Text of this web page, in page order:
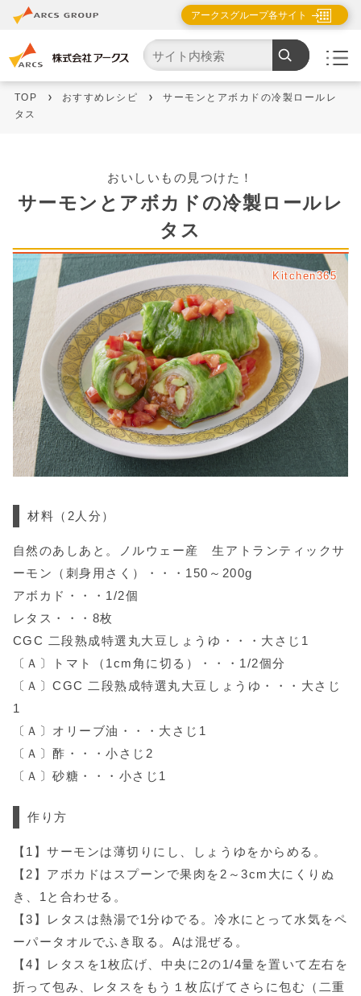
アークスグループ各サイト
TOP おすすめレシピ
サーモンとアボカドの冷製ロールレ
タス
おいしいもの見つけた！
サーモンとアボカドの冷製ロールレ
タス
Kitchen365
材料 （2人分）
自然のあしあと。ノルウェー産 生アトランティックサ
ーモン（刺身用さく）・・・150～200g
アボカド・・・1/2個
レタス・・・8枚
CGC 二段熟成特選丸大豆しょうゆ・・・大さじ1
〔Ａ〕トマト（1cm角に切る）・・・1/2個分
〔Ａ〕CGC 二段熟成特選丸大豆しょうゆ・・・大さじ
1
〔Ａ〕オリーブ油・・・大さじ1
〔Ａ〕酢・・・小さじ2
〔Ａ〕砂糖・・・小さじ1
作り方
【1】サーモンは薄切りにし、しょうゆをからめる。
【2】アボカドはスプーンで果肉を2～3cm大にくりぬ
き、1と合わせる。
【3】レタスは熱湯で1分ゆでる。冷水にとって水気をペ
ーパータオルでふき取る。Aは混ぜる。
【4】レタスを1枚広げ、中央に2の1/4量を置いて左右を
折って包み、レタスをもう１枚広げてさらに包む（二重